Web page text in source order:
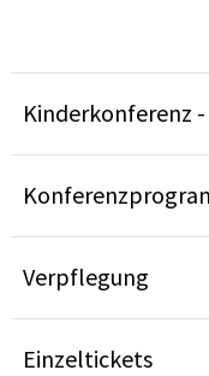
Kinderkonferenz
Verpflegung
Einzeltickets